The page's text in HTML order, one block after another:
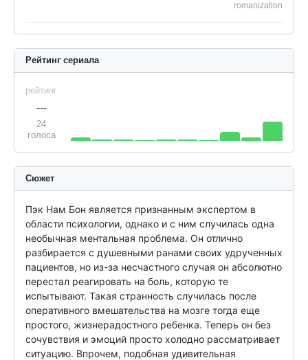
romanization
Рейтинг сериала
рейтинг
---
24
голоса
Сюжет
Пэк Нам Бон является признанным экспертом в
области психологии, однако и с ним случилась одна
необычная ментальная проблема. Он отлично
разбирается с душевными ранами своих удрученных
пациентов, но из-за несчастного случая он абсолютно
перестал реагировать на боль, которую те
испытывают. Такая странность случилась после
оперативного вмешательства на мозге тогда еще
простого, жизнерадостного ребенка. Теперь он без
сочувствия и эмоций просто холодно рассматривает
ситуацию. Впрочем, подобная удивительная